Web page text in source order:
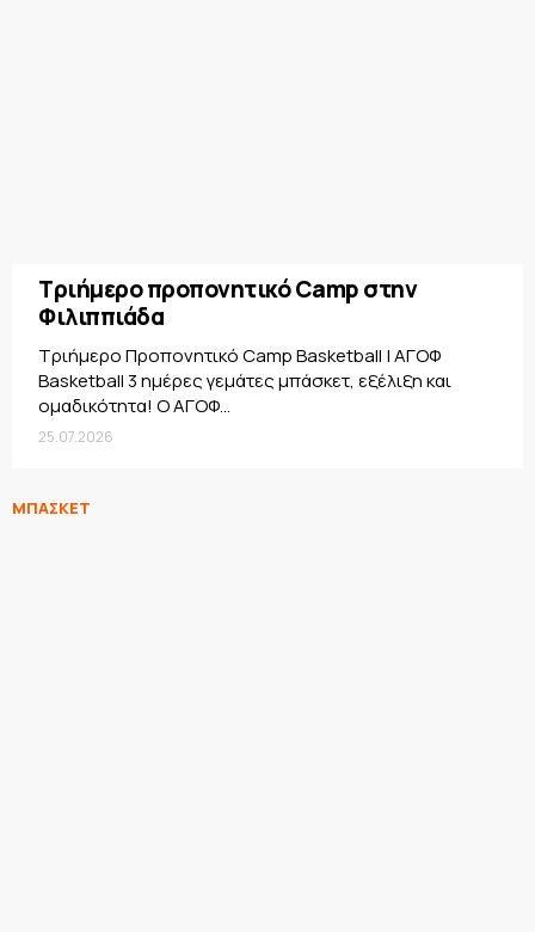
Τριήμερο προπονητικό Camp στην
Φιλιππιάδα
Τριήμερο Προπονητικό Camp Basketball | ΑΓΟΦ
Basketball 3 ημέρες γεμάτες μπάσκετ, εξέλιξη και
ομαδικότητα! Ο ΑΓΟΦ...
25.07.2026
ΜΠΑΣΚΕΤ